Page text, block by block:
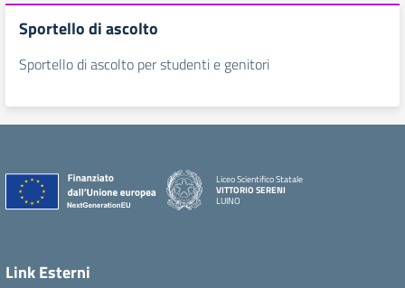
Sportello di ascolto
Sportello di ascolto per studenti e genitori
Liceo Scientifico Statale
VITTORIO SERENI
LUINO
Link Esterni